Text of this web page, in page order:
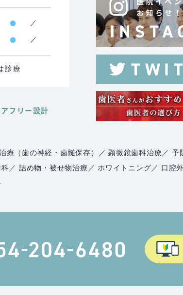
診療
フリー設計
療（歯の神経・歯髄保存） ／ 顕微鏡歯科治療／ 予
／ 詰め物・被せ物治療／ ホワイトニング／ 口腔